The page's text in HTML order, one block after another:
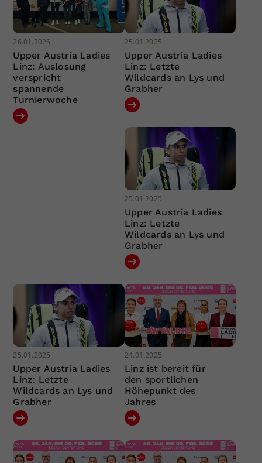
26.01.2025
Upper Austria Ladies
Linz: Auslosung
verspricht
spannende
Turnierwoche
25.01.2025
Upper Austria Ladies
Linz: Letzte
Wildcards an Lys und
Grabher
25.01.2025
Upper Austria Ladies
Linz: Letzte
Wildcards an Lys und
Grabher
25.01.2025
Upper Austria Ladies
Linz: Letzte
Wildcards an Lys und
Grabher
24.01.2025
Linz ist bereit für
den sportlichen
Höhepunkt des
Jahres